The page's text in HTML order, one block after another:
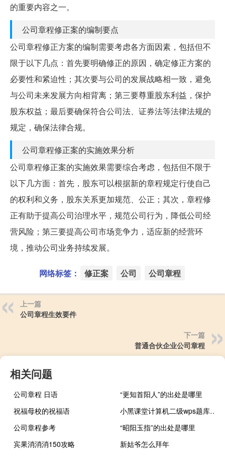
的重要内容之一。
公司章程修正案的编制要点
公司章程修正方案的编制需要考虑各方面因素，包括但不
限于以下几点：首先要明确修正的原因，确定修正方案的
必要性和紧迫性；其次要与公司的发展战略相一致，避免
与公司未来发展方向相背离；第三要尊重股东利益，保护
股东权益；最后要确保符合公司法、证券法等法律法规的
规定，确保法律合规。
公司章程修正案的实施效果分析
公司章程修正案的实施效果需要综合考虑，包括但不限于
以下几方面：首先，股东可以根据新的章程规定行使自己
的权利和义务，股东关系更加规范、公正；其次，章程修
正有助于提高公司治理水平，规范公司行为，降低公司经
营风险；第三要提高公司市场竞争力，适应新的经营环
境，推动公司业务持续发展。
网络标签： 修正案 公司 公司章程
上一篇
公司章程生效要件
下一篇
普通合伙企业公司章程
相关问题
公司章程 日语
“更知首阳人”的出处是哪里
祝福母校的祝福语
小黑课堂计算机二级wps题库 V1.3 官方最新版（小黑课堂计算机二级wps题库 V1.3 官方最新版功能简介）
公司章程参考
“昭阳玉指”的出处是哪里
宾果消消消150攻略
新姑爷怎么拜年